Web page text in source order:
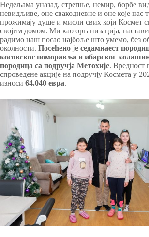
Недељама уназад, стрепње, немир, борбе
невидљиве, оне свакодневне и оне које нас
прожимају душе и мисли свих који Космет
својим домом. Ми као организација,
радимо наш посао најбоље што умемо, без
околности. Посећено је седамнаест
косовског поморавља и ибарског
породица са подручја Метохије. Вредност
спроведене акције на подручју Космета у
износи 64.040 евра.